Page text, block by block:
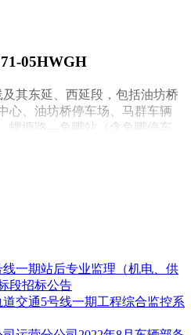
05HWGH
其东延、西延段，包括油坊桥
心、油坊桥停车场、马群车辆
螺塘路—鱼嘴站（含鱼嘴停车
面更新改造，核心内容包括：
控制（CBTC）系统
ATO、CI系统更新改造
件方案
一期站后专业监理（机电、供
段招标公告
交通5号线一期工程综合监控系